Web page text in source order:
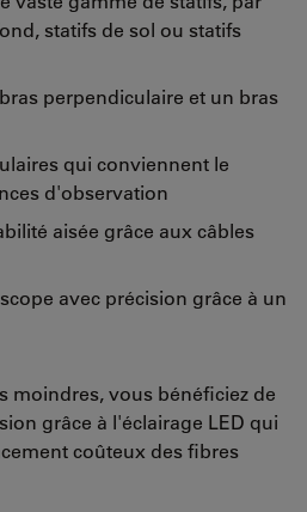
statifs de sol ou statifs
perpendiculaire et un bras
qui conviennent le
d'observation
aisée grâce aux câbles
avec précision grâce à un
moindres, vous bénéficiez de
grâce à l'éclairage LED qui
coûteux des fibres